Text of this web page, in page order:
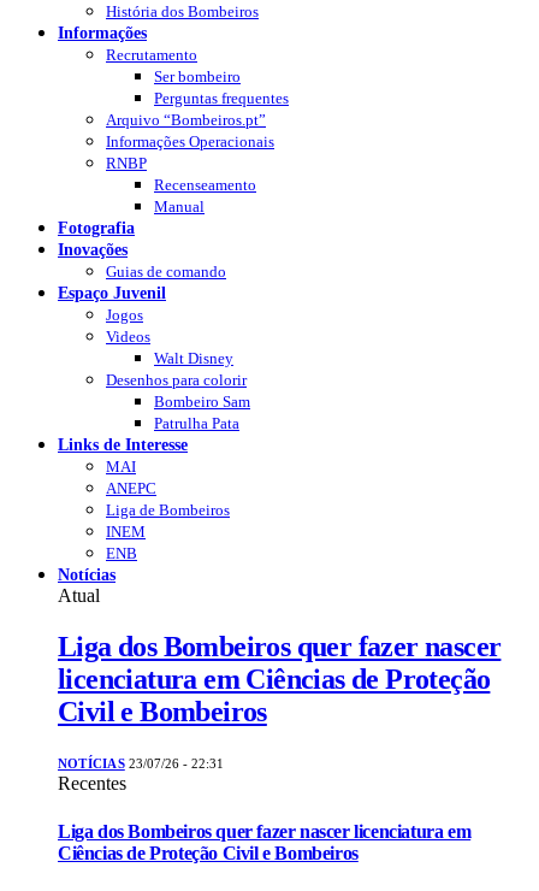
História dos Bombeiros
Informações
Recrutamento
Ser bombeiro
Perguntas frequentes
Arquivo “Bombeiros.pt”
Informações Operacionais
RNBP
Recenseamento
Manual
Fotografia
Inovações
Guias de comando
Espaço Juvenil
Jogos
Videos
Walt Disney
Desenhos para colorir
Bombeiro Sam
Patrulha Pata
Links de Interesse
MAI
ANEPC
Liga de Bombeiros
INEM
ENB
Notícias
Atual
Liga dos Bombeiros quer fazer nascer
licenciatura em Ciências de Proteção
Civil e Bombeiros
NOTÍCIAS 23/07/26 - 22:31
Recentes
Liga dos Bombeiros quer fazer nascer licenciatura em
Ciências de Proteção Civil e Bombeiros